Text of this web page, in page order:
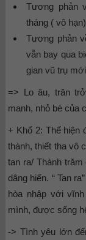
Tương phản
tháng ( vô hạn)
Tương phản
vẫn bay qua
gian vũ trụ
=> Lo âu, trăn
manh, nhỏ bé của
+ Khổ 2: Thể hiện
thành, thiết tha vô
tan ra/ Thành
dâng hiến. “ Tan
hòa nhập với
mình, được sống
-> Tình yêu lớn